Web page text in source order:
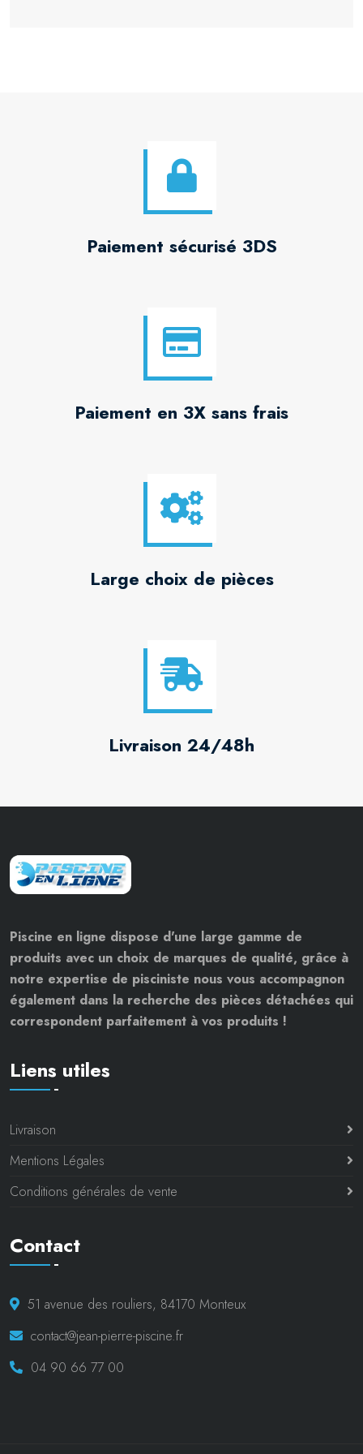
Paiement sécurisé 3DS
Paiement en 3X sans frais
Large choix de pièces
Livraison 24/48h
Piscine en ligne dispose d'une large gamme de
produits avec un choix de marques de qualité, grâce à
notre expertise de pisciniste nous vous accompagnon
également dans la recherche des pièces détachées qui
correspondent parfaitement à vos produits !
Liens utiles
Livraison
Mentions Légales
Conditions générales de vente
Contact
51 avenue des rouliers, 84170 Monteux
contact@jean-pierre-piscine.fr
04 90 66 77 00